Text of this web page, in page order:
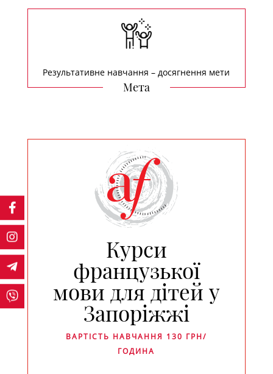
Результативне навчання – досягнення мети
Мета
Курси
французької
мови для дітей у
Запоріжжі
ВАРТІСТЬ НАВЧАННЯ 130 ГРН/
ГОДИНА